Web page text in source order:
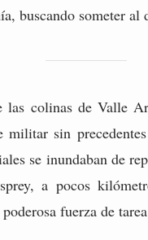
buscando someter al
colinas de Valle
militar sin
se inundaban de
a pocos
fuerza de